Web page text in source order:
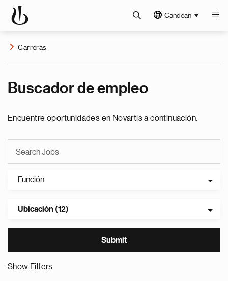
Candean
Carreras
Buscador de empleo
Encuentre oportunidades en Novartis a continuación.
Función
Ubicación (12)
Show Filters